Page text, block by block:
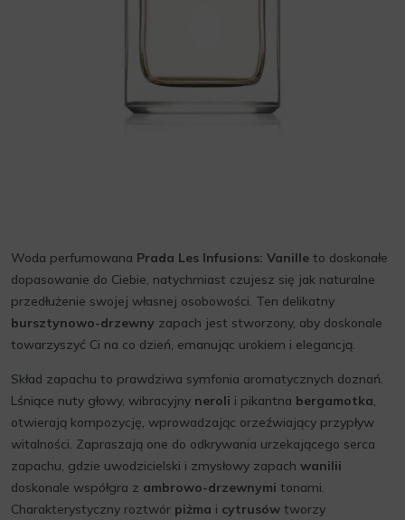
Woda perfumowana Prada Les Infusions: Vanille to doskonałe
dopasowanie do Ciebie, natychmiast czujesz się jak naturalne
przedłużenie swojej własnej osobowości. Ten delikatny
bursztynowo-drzewny zapach jest stworzony, aby doskonale
towarzyszyć Ci na co dzień, emanując urokiem i elegancją.
Skład zapachu to prawdziwa symfonia aromatycznych doznań.
Lśniące nuty głowy, wibracyjny neroli i pikantna bergamotka,
otwierają kompozycję, wprowadzając orzeźwiający przypływ
witalności. Zapraszają one do odkrywania urzekającego serca
zapachu, gdzie uwodzicielski i zmysłowy zapach wanilii
doskonale współgra z ambrowo-drzewnymi tonami.
Charakterystyczny roztwór piżma i cytrusów tworzy